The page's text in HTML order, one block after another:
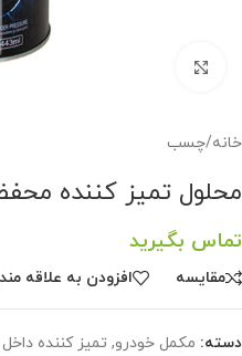
خانه/چسب
محلول تمیز کننده
تماس بگیرید
مقايسه افزودن به علاقه
دسته: مکمل خودرو, تمیز کننده